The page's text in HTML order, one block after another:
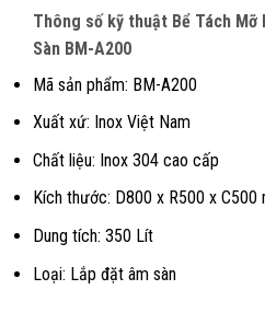
Thông số kỹ thuật Bể Tách Mỡ
Sàn BM-A200
Mã sản phẩm: BM-A200
Xuất xứ: Inox Việt Nam
Chất liệu: Inox 304 cao cấp
Kích thước: D800 x R500 x C500
Dung tích: 350 Lít
Loại: Lắp đặt âm sàn